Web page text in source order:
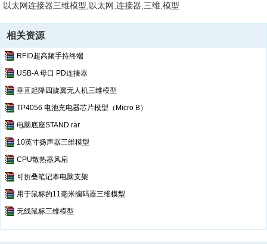
以太网连接器三维模型,以太网,连接器,三维,模型
相关资源
RFID超高频手持终端
USB-A 母口 PD连接器
垂直起降四旋翼无人机三维模型
TP4056 电池充电器芯片模型（Micro B）
电脑底座STAND.rar
10英寸扬声器三维模型
CPU散热器风扇
可折叠笔记本电脑支架
用于鼠标的11毫米编码器三维模型
无线鼠标三维模型